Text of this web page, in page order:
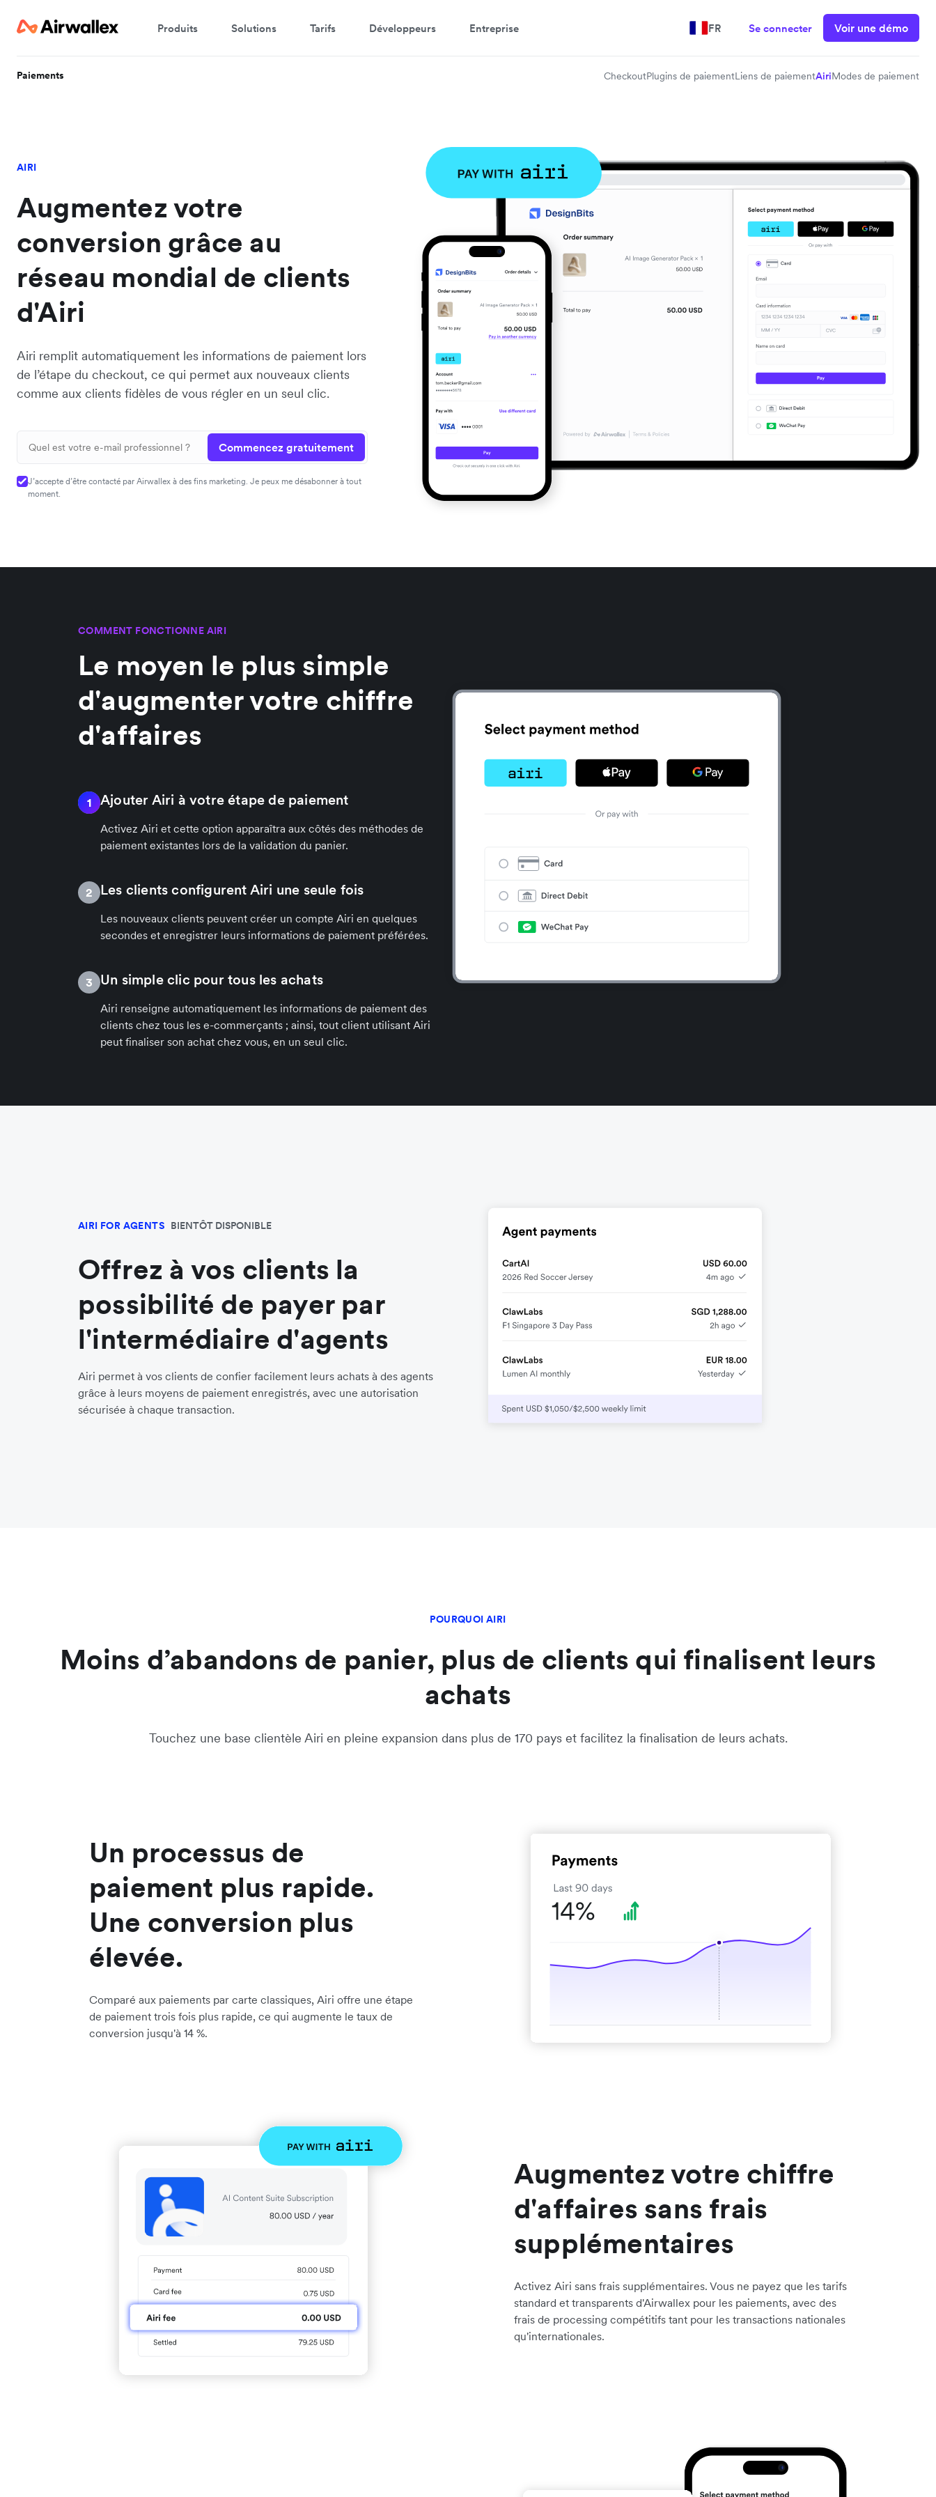
Produits Solutions Tarifs Développeurs Entreprise FR Se connecter Voir une démo
Paiements CheckoutPlugins de paiementLiens de paiementAiriModes de paiement
AIRI
Augmentez votre
conversion grâce au
réseau mondial de clients
d'Airi
Airi remplit automatiquement les informations de paiement lors
de l’étape du checkout, ce qui permet aux nouveaux clients
comme aux clients fidèles de vous régler en un seul clic.
Commencez gratuitement
J’accepte d’être contacté par Airwallex à des fins marketing. Je peux me désabonner à tout
moment.
COMMENT FONCTIONNE AIRI
Le moyen le plus simple
d'augmenter votre chiffre
d'affaires
1 Ajouter Airi à votre étape de paiement
Activez Airi et cette option apparaîtra aux côtés des méthodes de
paiement existantes lors de la validation du panier.
2 Les clients configurent Airi une seule fois
Les nouveaux clients peuvent créer un compte Airi en quelques
secondes et enregistrer leurs informations de paiement préférées.
3 Un simple clic pour tous les achats
Airi renseigne automatiquement les informations de paiement des
clients chez tous les e-commerçants ; ainsi, tout client utilisant Airi
peut finaliser son achat chez vous, en un seul clic.
AIRI FOR AGENTS BIENTÔT DISPONIBLE
Offrez à vos clients la
possibilité de payer par
l'intermédiaire d'agents
Airi permet à vos clients de confier facilement leurs achats à des agents
grâce à leurs moyens de paiement enregistrés, avec une autorisation
sécurisée à chaque transaction.
POURQUOI AIRI
Moins d’abandons de panier, plus de clients qui finalisent leurs
achats
Touchez une base clientèle Airi en pleine expansion dans plus de 170 pays et facilitez la finalisation de leurs achats.
Un processus de
paiement plus rapide.
Une conversion plus
élevée.
Comparé aux paiements par carte classiques, Airi offre une étape
de paiement trois fois plus rapide, ce qui augmente le taux de
conversion jusqu'à 14 %.
Augmentez votre chiffre
d'affaires sans frais
supplémentaires
Activez Airi sans frais supplémentaires. Vous ne payez que les tarifs
standard et transparents d'Airwallex pour les paiements, avec des
frais de processing compétitifs tant pour les transactions nationales
qu'internationales.